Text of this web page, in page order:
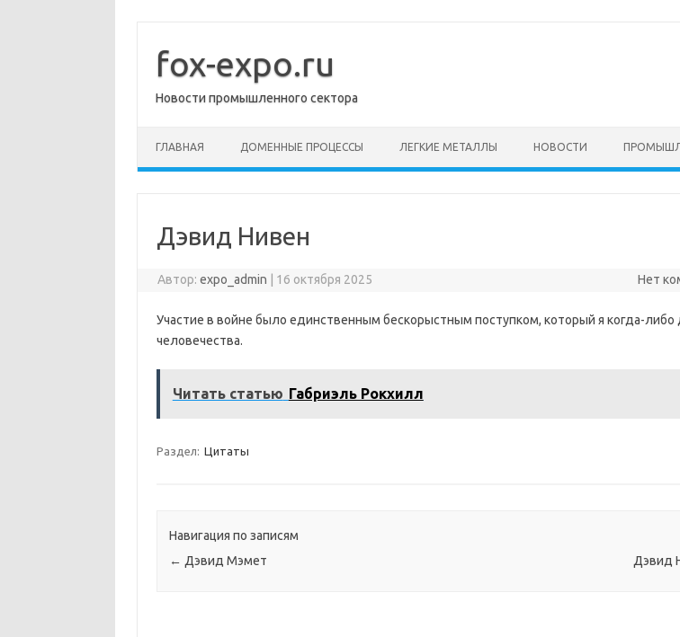
содержимому
fox-expo.ru
Новости промышленного сектора
ГЛАВНАЯ ДОМЕННЫЕ ПРОЦЕССЫ ЛЕГКИЕ МЕТАЛЛЫ НОВОСТИ
Дэвид Нивен
Автор:expo_admin 16 октября 2025 Нет
Участие в войне было единственным бескорыстным поступком, который я когда-
человечества.
Читать статью Габриэль Рокхилл
Раздел: Цитаты
Навигация по записям
← Дэвид Мэмет Дэвид